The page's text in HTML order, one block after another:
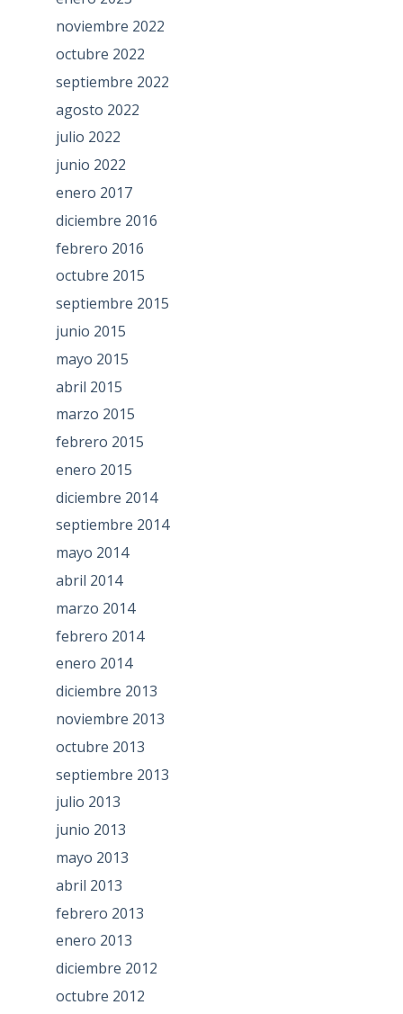
noviembre 2022
octubre 2022
septiembre 2022
agosto 2022
julio 2022
junio 2022
enero 2017
diciembre 2016
febrero 2016
octubre 2015
septiembre 2015
junio 2015
mayo 2015
abril 2015
marzo 2015
febrero 2015
enero 2015
diciembre 2014
septiembre 2014
mayo 2014
abril 2014
marzo 2014
febrero 2014
enero 2014
diciembre 2013
noviembre 2013
octubre 2013
septiembre 2013
julio 2013
junio 2013
mayo 2013
abril 2013
febrero 2013
enero 2013
diciembre 2012
octubre 2012